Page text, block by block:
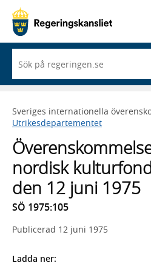
du
börjar
skriva
framträder
en
med
sökförslag
Sveriges internationella
Utrikesdepartementet
nordisk
den 12 juni 1975
SÖ 1975:105
Publicerad 12 juni 1975
Ladda ner: